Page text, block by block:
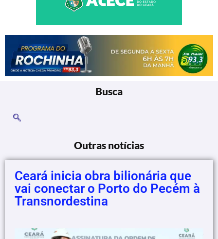
Busca
Outras notícias
Ceará inicia obra bilionária que
vai conectar o Porto do Pecém à
Transnordestina